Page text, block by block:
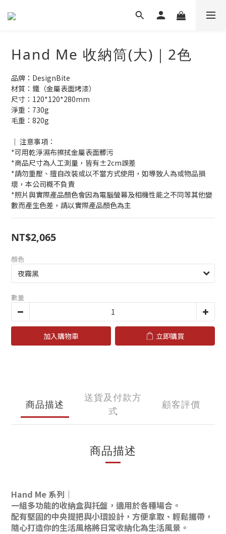
Hand Me 收納筒(大)｜2色
品牌：DesignBite
材質：鐵（金屬表面烤漆）
尺寸：120*120*280mm
淨重：730g
毛重：820g
｜ 注意事項：
*可用乾淨濕布擦拭金屬表面髒污
*商品尺寸為人工測量，皆有±2cm誤差
*請勿重壓、擅自改裝或以不當方式使用，如導致人為或物品損
壞，本公司概不負責
*照片與實際產品顏色會因為電腦螢幕及相機性能之不同等其他變
數而產生色差，請以實際產品顏色為主
NT$2,065
顏色
數量
加入購物車 立即購買
商品描述
送貨及付款方
式
顧客評價
商品描述
Hand Me 系列｜
一組多功能的收納盒與托盤，適用於各種場合。
配有堅固的中央提把與小環設計，方便拿取、輕鬆攜帶，
隨心打造你的生活風格將日常收納化為生活風景。